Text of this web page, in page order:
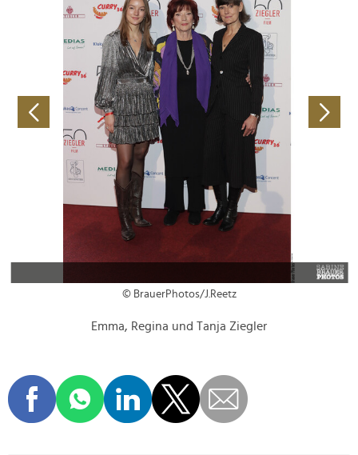
© BrauerPhotos/J.Reetz
Emma, Regina und Tanja Ziegler